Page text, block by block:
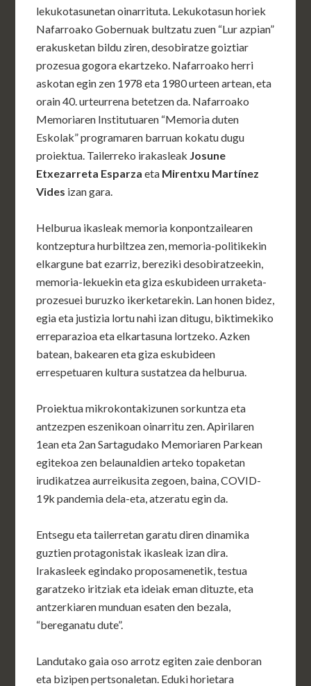
lekukotasunetan oinarrituta. Lekukotasun horiek
Nafarroako Gobernuak bultzatu zuen “Lur azpian”
erakusketan bildu ziren, desobiratze goiztiar
prozesua gogora ekartzeko. Nafarroako herri
askotan egin zen 1978 eta 1980 urteen artean, eta
orain 40. urteurrena betetzen da. Nafarroako
Memoriaren Institutuaren “Memoria duten
Eskolak” programaren barruan kokatu dugu
proiektua. Tailerreko irakasleak Josune
Etxezarreta Esparza eta Mirentxu Martínez
Vides izan gara.
Helburua ikasleak memoria konpontzailearen
kontzeptura hurbiltzea zen, memoria-politikekin
elkargune bat ezarriz, bereziki desobiratzeekin,
memoria-lekuekin eta giza eskubideen urraketa-
prozesuei buruzko ikerketarekin. Lan honen bidez,
egia eta justizia lortu nahi izan ditugu, biktimekiko
erreparazioa eta elkartasuna lortzeko. Azken
batean, bakearen eta giza eskubideen
errespetuaren kultura sustatzea da helburua.
Proiektua mikrokontakizunen sorkuntza eta
antzezpen eszenikoan oinarritu zen. Apirilaren
1ean eta 2an Sartagudako Memoriaren Parkean
egitekoa zen belaunaldien arteko topaketan
irudikatzea aurreikusita zegoen, baina, COVID-
19k pandemia dela-eta, atzeratu egin da.
Entsegu eta tailerretan garatu diren dinamika
guztien protagonistak ikasleak izan dira.
Irakasleek egindako proposamenetik, testua
garatzeko iritziak eta ideiak eman dituzte, eta
antzerkiaren munduan esaten den bezala,
“bereganatu dute”.
Landutako gaia oso arrotz egiten zaie denboran
eta bizipen pertsonaletan. Eduki horietara